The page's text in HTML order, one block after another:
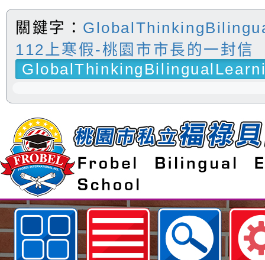
關鍵字：
112上寒假-桃園市市長的一封信
歡迎參觀：neilfiestyc佈景設計者
hsu網站